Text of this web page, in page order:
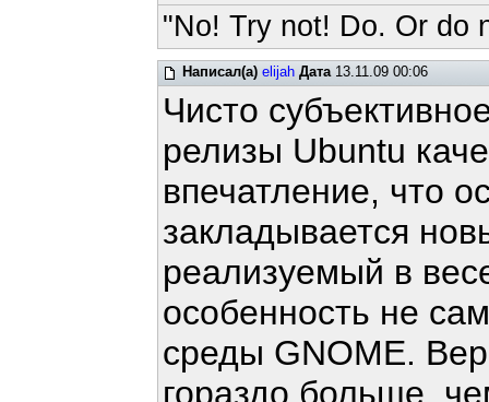
"No! Try not! Do. Or do
Написал(а) elijah Дата13.11.09 00:06
Чисто
релизы Ubuntu
впечатление, что
закладывается
реализуемый в
особенность не
среды GNOME.
гораздо больше,